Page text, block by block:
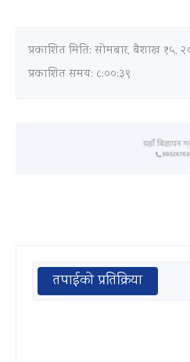
प्रकाशित मिति: सोमबार, बैशाख १५,
प्रकाशित समय: ८:००:३९
तपाईको प्रतिक्रिया